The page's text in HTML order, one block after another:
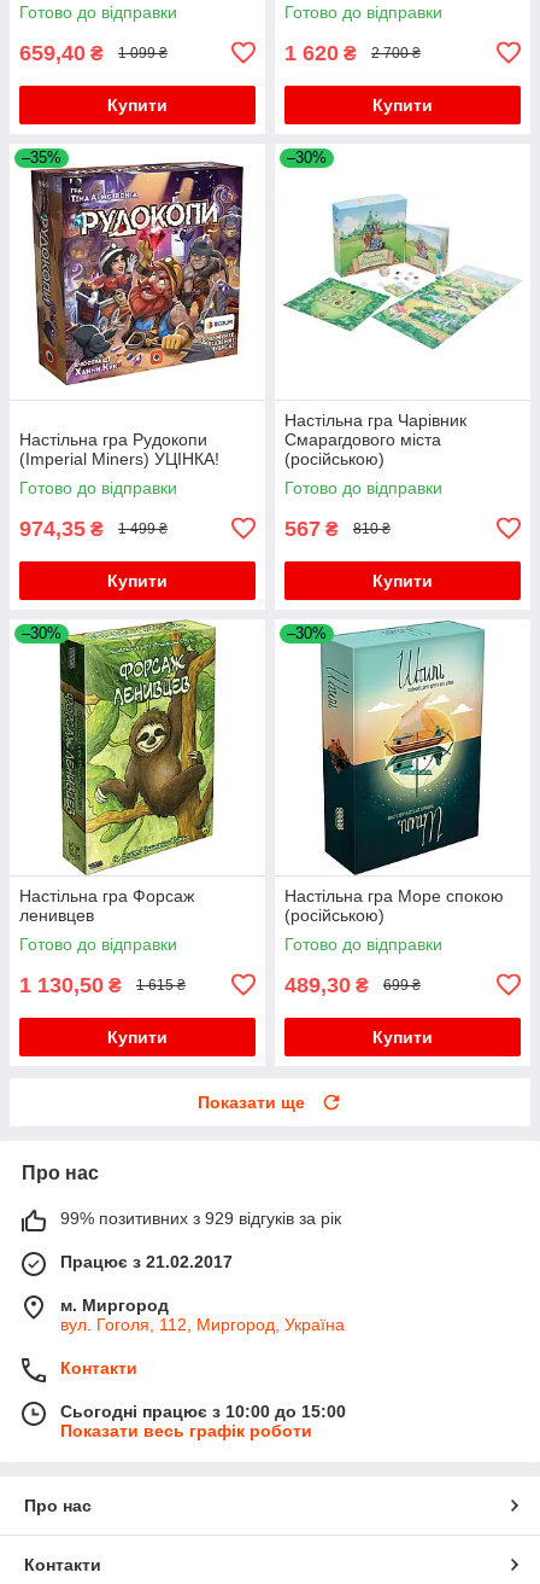
Готово до відправки
659,40 ₴ 1 099 ₴
Купити
Готово до відправки
1 620 ₴ 2 700 ₴
Купити
–35%
Настільна гра Рудокопи
(Imperial Miners) УЦІНКА!
Готово до відправки
974,35 ₴ 1 499 ₴
Купити
–30%
Настільна гра Чарівник
Смарагдового міста
(російською)
Готово до відправки
567 ₴ 810 ₴
Купити
–30%
Настільна гра Форсаж
ленивцев
Готово до відправки
1 130,50 ₴ 1 615 ₴
Купити
–30%
Настільна гра Море спокою
(російською)
Готово до відправки
489,30 ₴ 699 ₴
Купити
Показати ще
Про нас
99% позитивних з 929 відгуків за рік
Працює з 21.02.2017
м. Миргород
вул. Гоголя, 112, Миргород, Україна
Контакти
Сьогодні працює з 10:00 до 15:00
Показати весь графік роботи
Про нас
Контакти